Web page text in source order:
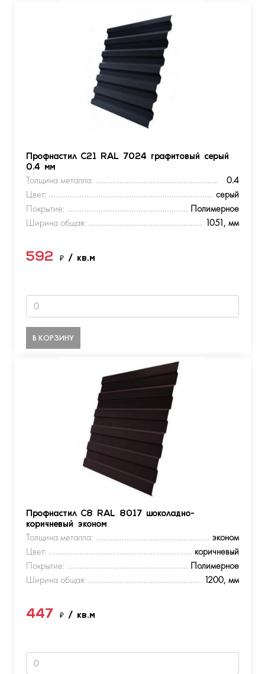
Профнастил С21 RAL 7024 графитовый серый
0.4 мм
Толщина металла:
0.4
Цвет:
серый
Покрытие:
Полимерное
Ширина общая:
1051, мм
592 ₽ / кв.м
В КОРЗИНУ
Профнастил С8 RAL 8017 шоколадно-
коричневый эконом
Толщина металла:
эконом
Цвет:
коричневый
Покрытие:
Полимерное
Ширина общая:
1200, мм
447 ₽ / кв.м